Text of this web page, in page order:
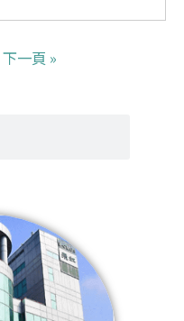
下一頁 »